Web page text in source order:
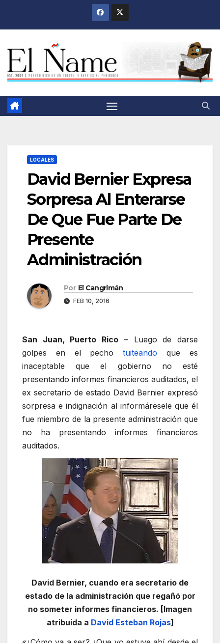
LOCALES
David Bernier Expresa
Sorpresa Al Enterarse
De Que Fue Parte De
Presente
Administración
Por El Cangrimán
FEB 10, 2016
San Juan, Puerto Rico – Luego de darse
golpes en el pechotuiteando que es
inaceptable que el gobierno no esté
presentando informes financieros auditados, el
ex secretario de estado David Bernier expresó
sorpresa e indignación al informáresele que él
fue miembro de la presente administración que
no ha presentando informes financieros
auditados.
David Bernier, cuando era secretario de
estado de la administración que regañó por
no someter informes financieros. [Imagen
atribuida a David Esteban Rojas]